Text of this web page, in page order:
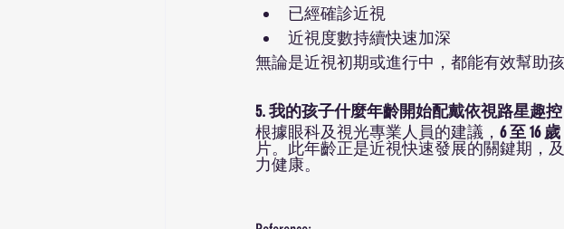
已經確診近視
近視度數持續快速加深
無論是近視初期或進行中，都能有效幫助
5. 我的孩子什麼年齡開始配戴依視路星趣控
根據眼科及視光專業人員的建議， 6 至 16 歲
片。此年齡正是近視快速發展的關鍵期，
力健康。